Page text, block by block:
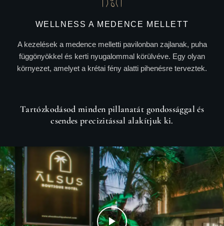
WELLNESS A MEDENCE MELLETT
A kezelések a medence melletti pavilonban zajlanak, puha
függönyökkel és kerti nyugalommal körülvéve. Egy olyan
környezet, amelyet a krétai fény alatti pihenésre terveztek.
Tartózkodásod minden pillanatát gondossággal és
csendes precizitással alakítjuk ki.